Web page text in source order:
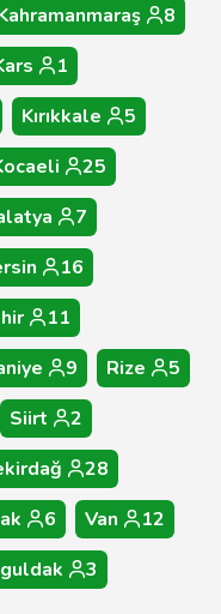
8
1
Kırıkkale
5
25
7
16
11
9 Rize
5
Siirt
2
28
6 Van
12
3